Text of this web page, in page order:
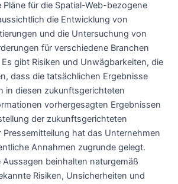
für die Spatial-Web-bezogene
die Entwicklung von
und die Untersuchung von
für verschiedene Branchen
gibt Risiken und Unwägbarkeiten, die
dass die tatsächlichen Ergebnisse
in diesen zukunftsgerichteten
vorhergesagten Ergebnissen
der zukunftsgerichteten
Pressemitteilung hat das Unternehmen
Annahmen zugrunde gelegt.
beinhalten naturgemäß
Risiken, Unsicherheiten und